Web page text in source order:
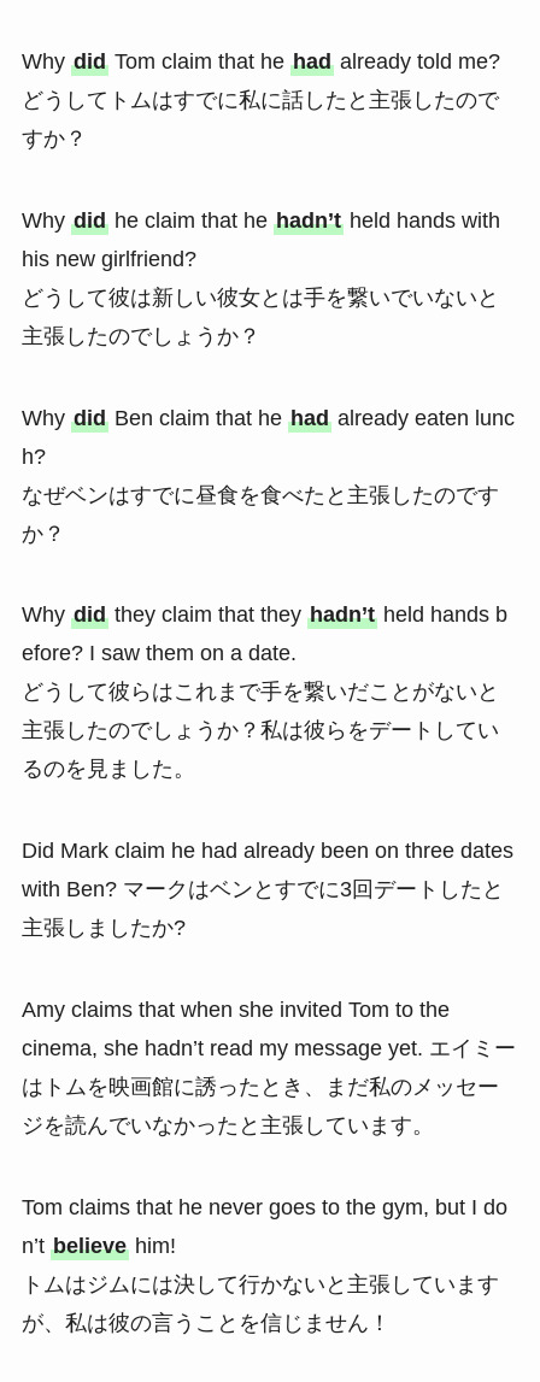
Why didTom claim that he hadalready told me?
どうしてトムはすでに私に話したと主張したので
すか？
Why didhe claim that he hadn’theld hands with
his new girlfriend?
どうして彼は新しい彼女とは手を繋いでいないと
主張したのでしょうか？
Why didBen claim that he hadalready eaten lunc
h?
なぜベンはすでに昼食を食べたと主張したのです
か？
Why didthey claim that they hadn’theld hands b
efore? I saw them on a date.
どうして彼らはこれまで手を繋いだことがないと
主張したのでしょうか？私は彼らをデートしてい
るのを見ました。
Did Mark claim he had already been on three dates
with Ben? マークはベンとすでに3回デートしたと
主張しましたか?
Amy claims that when she invited Tom to the
cinema, she hadn’t read my message yet. エイミー
はトムを映画館に誘ったとき、まだ私のメッセー
ジを読んでいなかったと主張しています。
Tom claims that he never goes to the gym, but I do
n’t believehim!
トムはジムには決して行かないと主張しています
が、私は彼の言うことを信じません！